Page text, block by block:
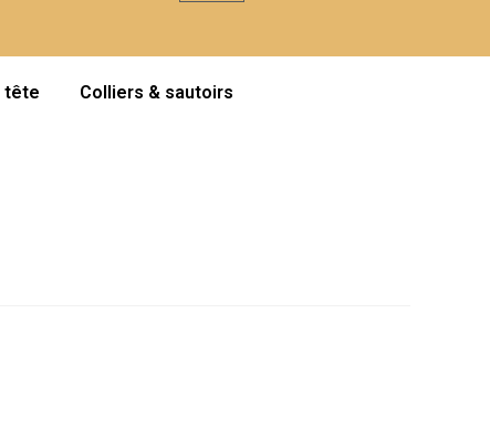
tête Colliers & sautoirs